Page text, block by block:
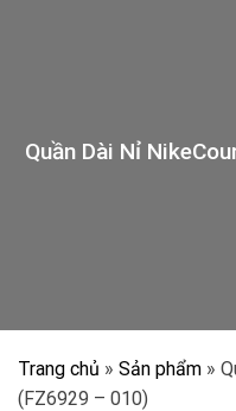
Quần Dài Nỉ
Trang chủ » Sản phẩm »
(FZ6929 – 010)